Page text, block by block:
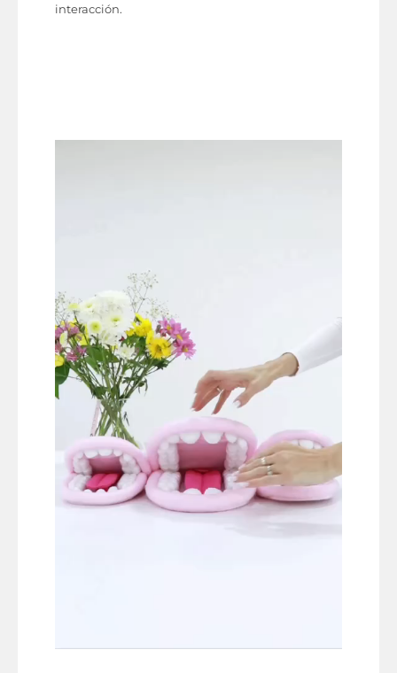
interacción.